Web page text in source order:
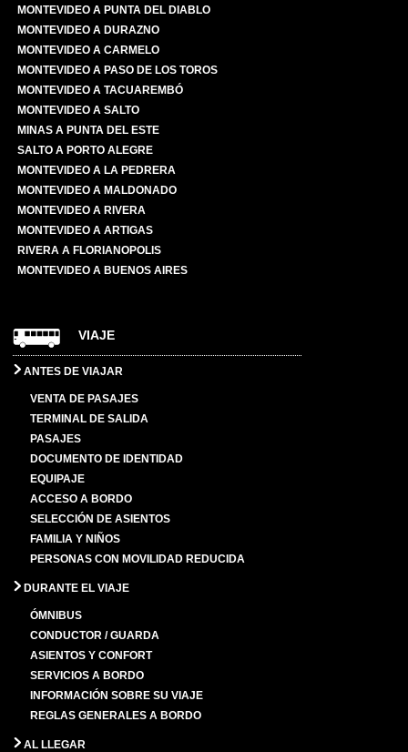
MONTEVIDEO A PUNTA DEL DIABLO
MONTEVIDEO A DURAZNO
MONTEVIDEO A CARMELO
MONTEVIDEO A PASO DE LOS TOROS
MONTEVIDEO A TACUAREMBÓ
MONTEVIDEO A SALTO
MINAS A PUNTA DEL ESTE
SALTO A PORTO ALEGRE
MONTEVIDEO A LA PEDRERA
MONTEVIDEO A MALDONADO
MONTEVIDEO A RIVERA
MONTEVIDEO A ARTIGAS
RIVERA A FLORIANOPOLIS
MONTEVIDEO A BUENOS AIRES
VIAJE
ANTES DE VIAJAR
VENTA DE PASAJES
TERMINAL DE SALIDA
PASAJES
DOCUMENTO DE IDENTIDAD
EQUIPAJE
ACCESO A BORDO
SELECCIÓN DE ASIENTOS
FAMILIA Y NIÑOS
PERSONAS CON MOVILIDAD REDUCIDA
DURANTE EL VIAJE
ÓMNIBUS
CONDUCTOR / GUARDA
ASIENTOS Y CONFORT
SERVICIOS A BORDO
INFORMACIÓN SOBRE SU VIAJE
REGLAS GENERALES A BORDO
AL LLEGAR